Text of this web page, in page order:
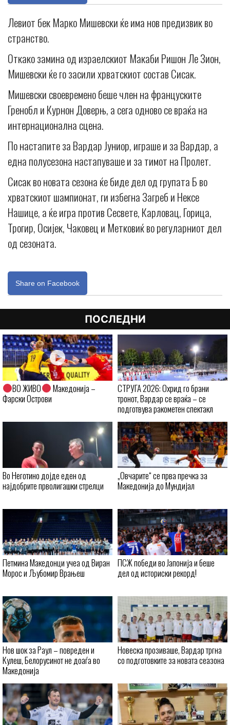
Левиот бек Марко Мишевски ќе има нов предизвик во
странство.
Откако замина од израелскиот Макаби Ришон Ле Зион,
Мишевски ќе го засили хрватскиот состав Сисак.
Мишевски своевремено беше член на француските
Гренобл и Курнон Доверњ, а сега одново се враќа на
интернационална сцена.
По настапите за Вардар Јуниор, играше и за Вардар, а
една полусезона настапуваше и за тимот на Пролет.
Сисак во новата сезона ќе биде дел од групата Б во
хрватскиот шампионат, ги избегна Загреб и Нексе
Нашице, а ќе игра против Сесвете, Карловац, Горица,
Трогир, Осијек, Чаковец и Метковиќ во регуларниот дел
од сезоната.
Share on Facebook
ПОСЛЕДНИ
ВО ЖИВО
Македонија –
Фарски Острови
СТРУГА 2026: Охрид го брани
тронот, Вардар се враќа – се
подготвува ракометен спектакл
Во Неготино дојде еден од
најдобрите прволигашки стрелци
„Овчарите“ се прва пречка за
Македонија до Мундијал
Петмина Македонци учеа од Виран
Морос и Љубомир Врањеш
ПСЖ победи во Јапонија и беше
дел од историски рекорд!
Нов шок за Раул – повреден и
Кулеш, Белорусинот не доаѓа во
Македонија
Новеска прозиваше, Вардар тргна
со подготовките за новата сеазона